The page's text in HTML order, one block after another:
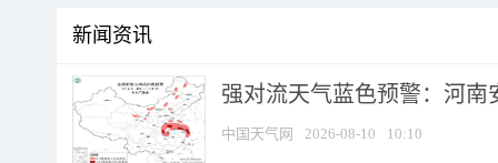
新闻资讯
强对流天气蓝色预警：河南
中国天气网 2026-08-10 10:10